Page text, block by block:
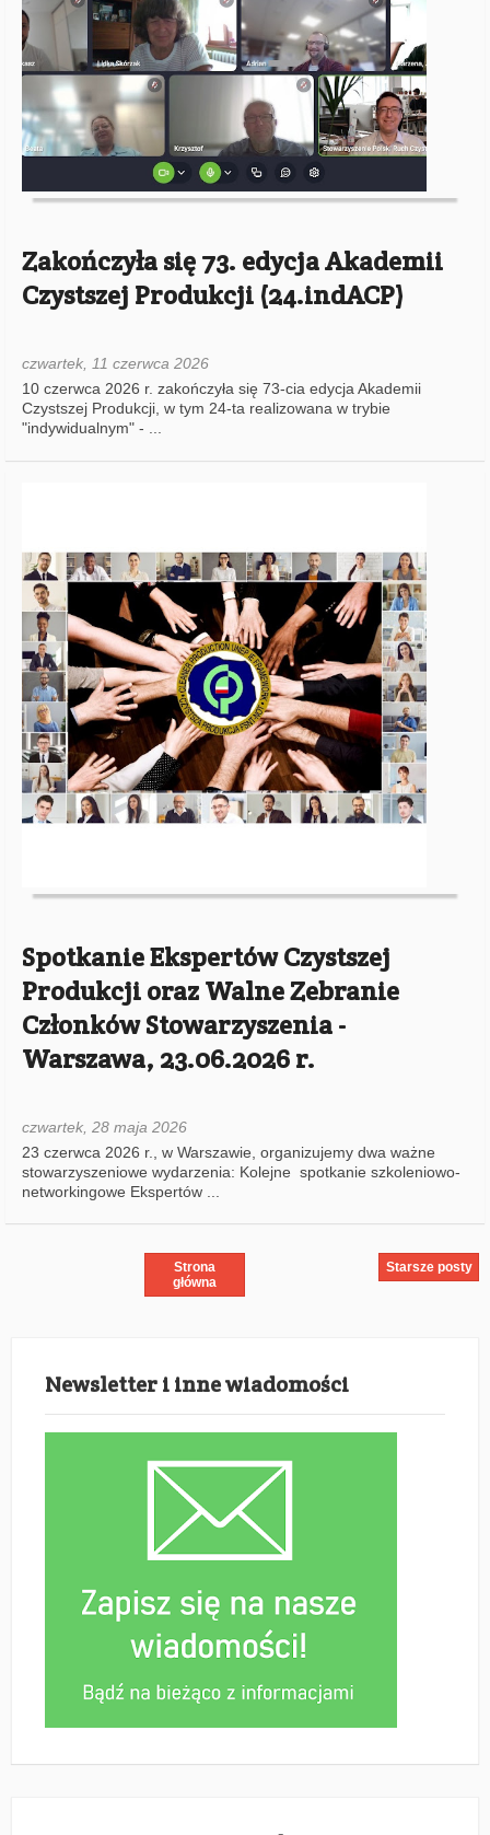
Zakończyła się 73. edycja Akademii
Czystszej Produkcji (24.indACP)
czwartek, 11 czerwca 2026
Spotkanie Ekspertów Czystszej
Produkcji oraz Walne Zebranie
Członków Stowarzyszenia -
Warszawa, 23.06.2026 r.
czwartek, 28 maja 2026
Starsze posty
Strona
główna
Newsletter i inne wiadomości